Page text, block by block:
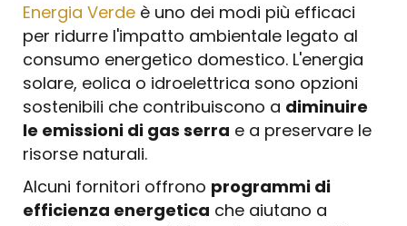
Energia Verde è uno dei modi più efficaci
per ridurre l'impatto ambientale legato al
consumo energetico domestico. L'energia
solare, eolica o idroelettrica sono opzioni
sostenibili che contribuiscono a diminuire
le emissioni di gas serra e a preservare le
risorse naturali.
Alcuni fornitori offrono programmi di
efficienza energetica che aiutano a